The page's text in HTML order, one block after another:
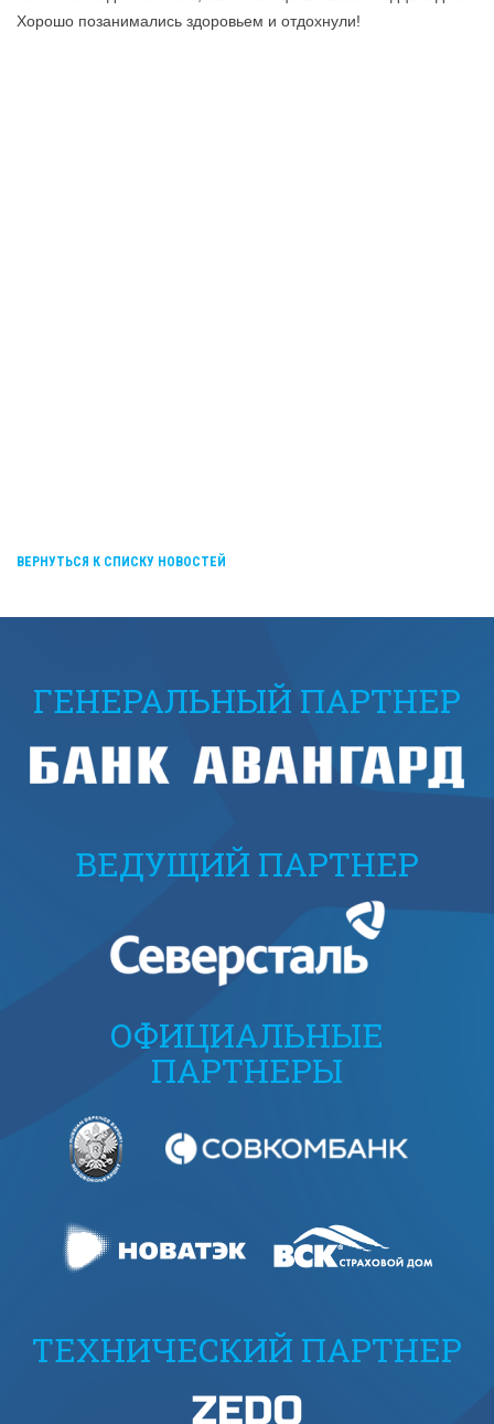
Хорошо позанимались здоровьем и отдохнули!
ВЕРНУТЬСЯ К СПИСКУ НОВОСТЕЙ
ГЕНЕРАЛЬНЫЙ ПАРТНЕР
ВЕДУЩИЙ ПАРТНЕР
ОФИЦИАЛЬНЫЕ
ПАРТНЕРЫ
ТЕХНИЧЕСКИЙ ПАРТНЕР